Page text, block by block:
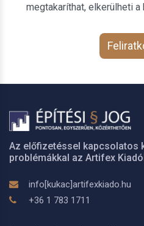
megtakaríthat, elkerülheti
Az előfizetéssel kapcsolatos
problémákkal az Artifex
info[kukac]artifexkiado.hu
+36 1 783 1711